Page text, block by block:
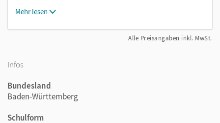
Mehr lesen
Alle Preisangaben inkl. MwSt.
Infos
Bundesland
Baden-Württemberg
Schulform